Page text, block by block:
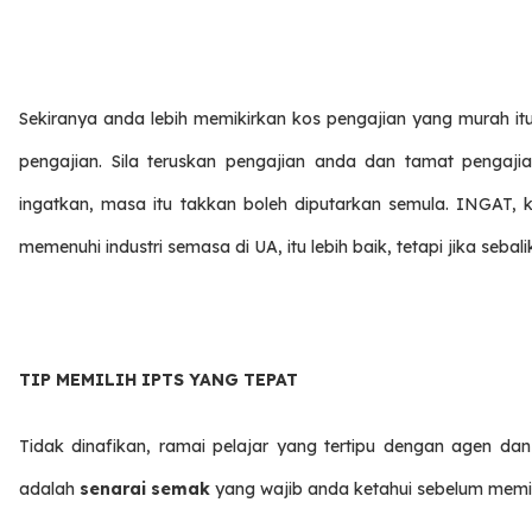
Sekiranya anda lebih memikirkan kos pengajian yang murah
pengajian. Sila teruskan pengajian anda dan tamat
ingatkan, masa itu takkan boleh diputarkan semula.
memenuhi industri semasa di UA, itu lebih baik, tetapi jika
TIP MEMILIH IPTS YANG TEPAT
Tidak dinafikan, ramai pelajar yang tertipu dengan agen
adalah senarai semak yang wajib anda ketahui sebelum